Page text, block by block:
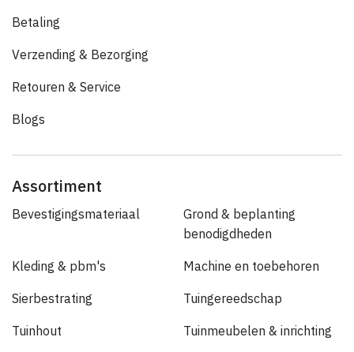
Betaling
Verzending & Bezorging
Retouren & Service
Blogs
Assortiment
Bevestigingsmateriaal
Grond & beplanting
benodigdheden
Kleding & pbm's Machine en toebehoren
Sierbestrating Tuingereedschap
Tuinhout Tuinmeubelen & inrichting